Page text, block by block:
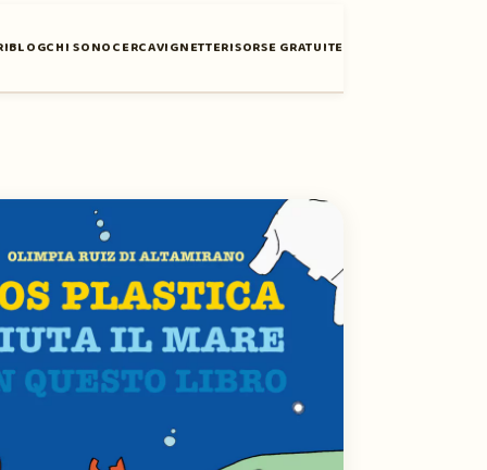
BLOGCHI SONOCERCAVIGNETTERISORSE GRATUITE